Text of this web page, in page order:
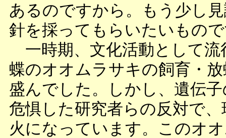
あるのですから。もう少し
針を採ってもらいたいもの
一時期、文化活動として流
蝶のオオムラサキの飼育・
盛んでした。しかし、遺伝
危惧した研究者らの反対で、
火になっています。このオ